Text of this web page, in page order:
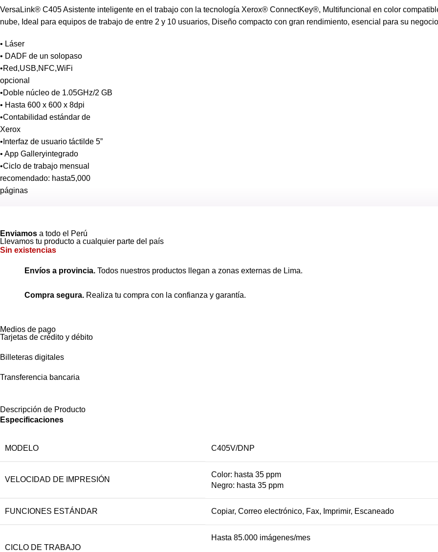
VersaLink® C405 Asistente inteligente en el trabajo con la tecnología Xerox® ConnectKey®, Multifuncional en color
nube, Ideal para equipos de trabajo de entre 2 y 10 usuarios, Diseño compacto con gran rendimiento, esencial para su
• Láser
• DADF de un solopaso
•Red,USB,NFC,WiFi
opcional
•Doble núcleo de 1.05GHz/2 GB
• Hasta 600 x 600 x 8dpi
•Contabilidad estándar de
Xerox
•Interfaz de usuario táctilde 5”
• App Galleryintegrado
•Ciclo de trabajo mensual
recomendado: hasta5,000
páginas
Enviamos a todo el Perú
Llevamos tu producto a cualquier parte del país
Sin existencias
Envíos a provincia. Todos nuestros productos llegan a zonas externas de Lima.
Compra segura. Realiza tu compra con la confianza y garantía.
Medios de pago
Tarjetas de crédito y débito
Billeteras digitales
Transferencia bancaria
Descripción de Producto
Especificaciones
MODELO C405V/DNP
VELOCIDAD DE IMPRESIÓN
Color: hasta 35 ppm
Negro: hasta 35 ppm
FUNCIONES ESTÁNDAR Copiar, Correo electrónico, Fax, Imprimir, Escaneado
CICLO DE TRABAJO
Hasta 85.000 imágenes/mes